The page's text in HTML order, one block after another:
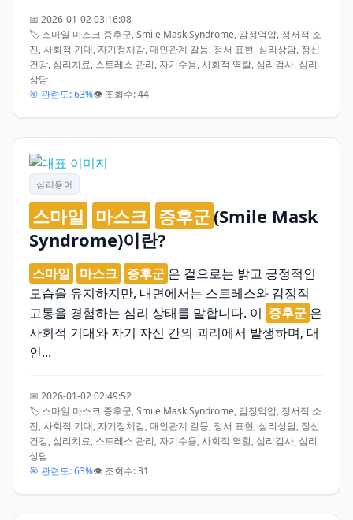
📅 2026-01-02 03:16:08
🏷️ 스마일 마스크 증후군, Smile Mask Syndrome, 감정억압, 정서적 소
진, 사회적 기대, 자기정체감, 대인관계 갈등, 정서 표현, 심리상담, 정신
건강, 심리치료, 스트레스 관리, 자기수용, 사회적 역할, 심리검사, 심리
상담
🎯 관련도: 63%👁️ 조회수: 44
심리용어
스마일 마스크 증후군(Smile Mask
Syndrome)이란?
스마일 마스크 증후군 은 겉으로는 밝고 긍정적인
모습을 유지하지만, 내면에서는 스트레스와 감정적
고통을 경험하는 심리 상태를 말합니다. 이 증후군 은
사회적 기대와 자기 자신 간의 괴리에서 발생하며, 대
인...
📅 2026-01-02 02:49:52
🏷️ 스마일 마스크 증후군, Smile Mask Syndrome, 감정억압, 정서적 소
진, 사회적 기대, 자기정체감, 대인관계 갈등, 정서 표현, 심리상담, 정신
건강, 심리치료, 스트레스 관리, 자기수용, 사회적 역할, 심리검사, 심리
상담
🎯 관련도: 63%👁️ 조회수: 31